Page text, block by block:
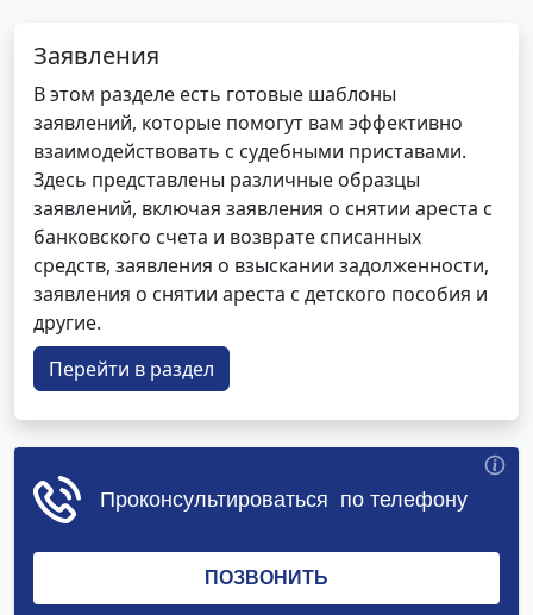
Заявления
В этом разделе есть готовые шаблоны
заявлений, которые помогут вам эффективно
взаимодействовать с судебными приставами.
Здесь представлены различные образцы
заявлений, включая заявления о снятии ареста с
банковского счета и возврате списанных
средств, заявления о взыскании задолженности,
заявления о снятии ареста с детского пособия и
другие.
Перейти в раздел